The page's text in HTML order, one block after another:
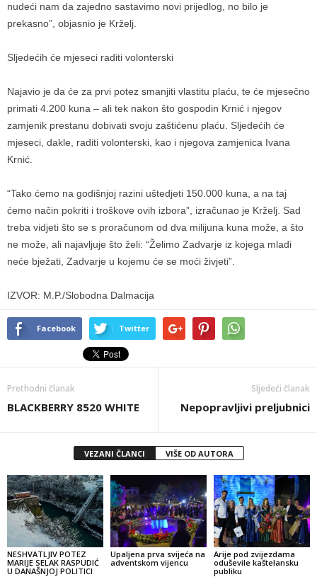
nudeći nam da zajedno sastavimo novi prijedlog, no bilo je
prekasno”, objasnio je Krželj.
Sljedećih će mjeseci raditi volonterski
Najavio je da će za prvi potez smanjiti vlastitu plaću, te će mjesečno
primati 4.200 kuna – ali tek nakon što gospodin Krnić i njegov
zamjenik prestanu dobivati svoju zaštićenu plaću. Sljedećih će
mjeseci, dakle, raditi volonterski, kao i njegova zamjenica Ivana
Krnić.
“Tako ćemo na godišnjoj razini uštedjeti 150.000 kuna, a na taj
ćemo način pokriti i troškove ovih izbora”, izračunao je Krželj. Sad
treba vidjeti što se s proračunom od dva milijuna kuna može, a što
ne može, ali najavljuje što želi: “Želimo Zadvarje iz kojega mladi
neće bježati, Zadvarje u kojemu će se moći živjeti”.
IZVOR: M.P./Slobodna Dalmacija
Facebook Twitter
Prethodni članak
BLACKBERRY 8520 WHITE
Sljedeći članak
Nepopravljivi preljubnici
VEZANI ČLANCI VIŠE OD AUTORA
NESHVATLJIV POTEZ
MARIJE SELAK RASPUDIĆ
U DANAŠNJOJ POLITICI
Upaljena prva svijeća na
adventskom vijencu
Arije pod zvijezdama
oduševile kaštelansku
publiku